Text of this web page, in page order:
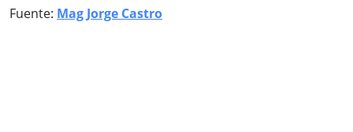
Fuente: Mag Jorge Castro